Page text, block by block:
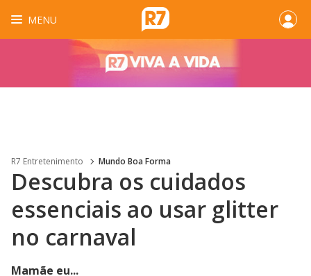
MENU
R7 Entretenimento Mundo Boa Forma
Descubra os cuidados
essenciais ao usar glitter
no carnaval
Mamãe eu...